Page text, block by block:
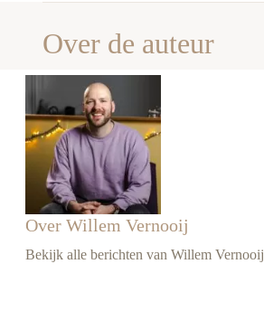
Over de auteur
Over Willem Vernooij
Bekijk alle berichten van Willem Vernooij